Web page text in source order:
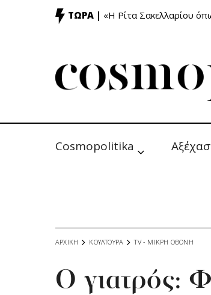
ΤΩΡΑ | «Η Ρίτα Σακελλαρίου
Cosmopolitika
ΑΡΧΙΚΗ ΚΟΥΛΤΟΥΡΑ TV - MΙΚΡΗ ΟΘΟΝΗ
O γιατρός: